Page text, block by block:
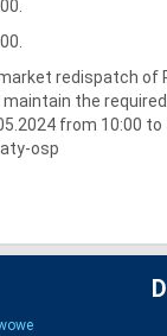
redispatch of
the
from 10:00
osp